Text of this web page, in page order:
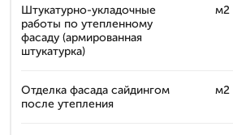
Штукатурно-укладочные
работы по утепленному
фасаду (армированная
штукатурка)
м2
Отделка фасада сайдингом
после утепления
м2